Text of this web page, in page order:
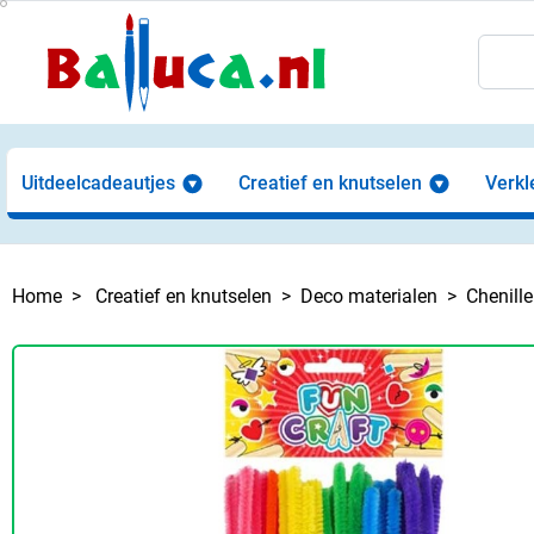
Uitdeelcadeautjes Creatief en knutselen
Home Creatief en knutselen Deco materialen